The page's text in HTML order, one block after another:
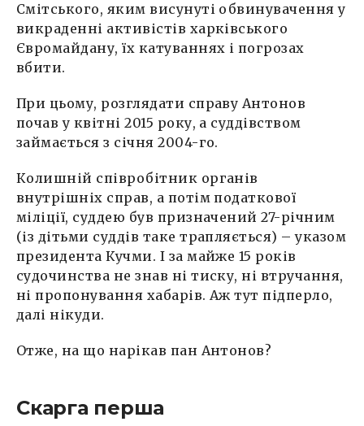
Смітського, яким висунуті обвинувачення у
викраденні активістів харківського
Євромайдану, їх катуваннях і погрозах
вбити.
При цьому, розглядати справу Антонов
почав у квітні 2015 року, а суддівством
займається з січня 2004-го.
Колишній співробітник органів
внутрішніх справ, а потім податкової
міліції, суддею був призначений 27-річним
(із дітьми суддів таке трапляється) – указом
президента Кучми. І за майже 15 років
судочинства не знав ні тиску, ні втручання,
ні пропонування хабарів. Аж тут підперло,
далі нікуди.
Отже, на що нарікав пан Антонов?
Скарга перша